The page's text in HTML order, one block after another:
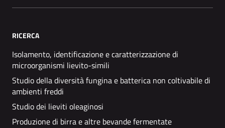
RICERCA
Isolamento, identificazione e caratterizzazione di
microorganismi lievito-simili
Studio della diversità fungina e batterica non coltivabile di
ambienti freddi
Studio dei lieviti oleaginosi
Produzione di birra e altre bevande fermentate